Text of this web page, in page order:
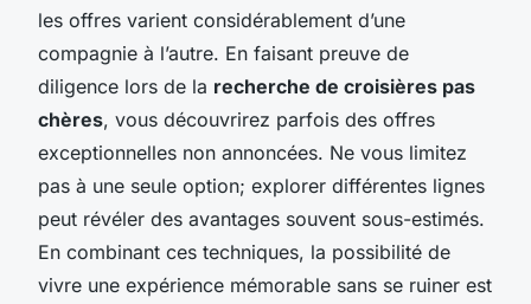
les offres varient considérablement d’une
compagnie à l’autre. En faisant preuve de
diligence lors de la recherche de croisières pas
chères, vous découvrirez parfois des offres
exceptionnelles non annoncées. Ne vous limitez
pas à une seule option; explorer différentes lignes
peut révéler des avantages souvent sous-estimés.
En combinant ces techniques, la possibilité de
vivre une expérience mémorable sans se ruiner est